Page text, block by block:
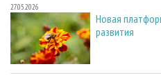
27.05.2026
Новая
развития